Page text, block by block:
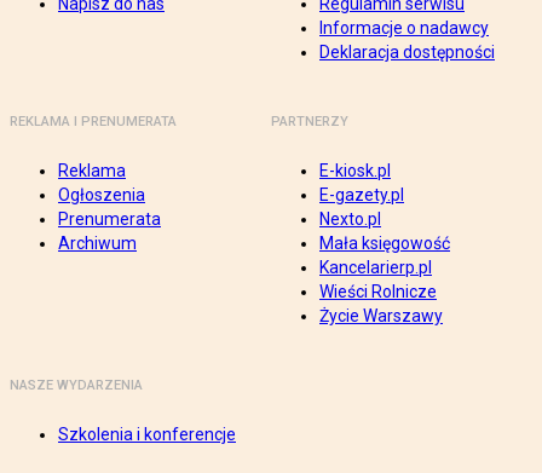
Informacje o nadawcy
Deklaracja dostępności
REKLAMA I PRENUMERATA
Reklama
Ogłoszenia
Prenumerata
Archiwum
PARTNERZY
E-kiosk.pl
E-gazety.pl
Nexto.pl
Mała księgowość
Kancelarierp.pl
Wieści Rolnicze
Życie Warszawy
NASZE WYDARZENIA
Szkolenia i konferencje